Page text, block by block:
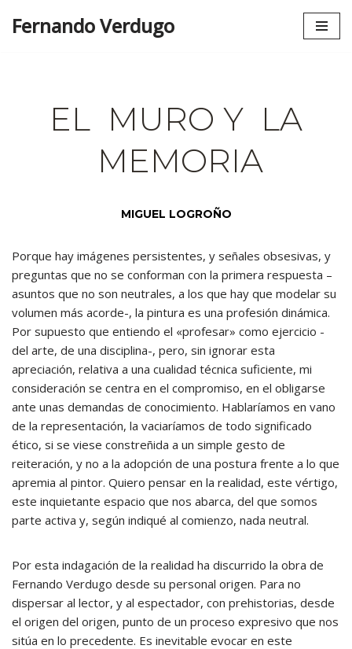
Fernando Verdugo
EL MURO Y LA
MEMORIA
MIGUEL LOGROÑO
Porque hay imágenes persistentes, y señales obsesivas, y
preguntas que no se conforman con la primera respuesta –
asuntos que no son neutrales, a los que hay que modelar su
volumen más acorde-, la pintura es una profesión dinámica.
Por supuesto que entiendo el «profesar» como ejercicio -
del arte, de una disciplina-, pero, sin ignorar esta
apreciación, relativa a una cualidad técnica suficiente, mi
consideración se centra en el compromiso, en el obligarse
ante unas demandas de conocimiento. Hablaríamos en vano
de la representación, la vaciaríamos de todo significado
ético, si se viese constreñida a un simple gesto de
reiteración, y no a la adopción de una postura frente a lo que
apremia al pintor. Quiero pensar en la realidad, este vértigo,
este inquietante espacio que nos abarca, del que somos
parte activa y, según indiqué al comienzo, nada neutral.
Por esta indagación de la realidad ha discurrido la obra de
Fernando Verdugo desde su personal origen. Para no
dispersar al lector, y al espectador, con prehistorias, desde
el origen del origen, punto de un proceso expresivo que nos
sitúa en lo precedente. Es inevitable evocar en este